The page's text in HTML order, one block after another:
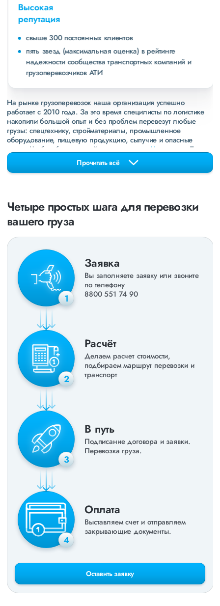
Высокая
репутация
свыше 300 постоянных клиентов
пять звезд (максимальная оценка) в рейтинге
надежности сообщества транспортных компаний и
грузоперевозчиков АТИ
На рынке грузоперевозок наша организация успешно
работает с 2010 года. За это время специлисты по логистике
накопили большой опыт и без проблем перевезут любые
грузы: спецтехнику, стройматериалы, промышленное
оборудование, пищевую продукцию, сыпучие и опасные
грузы. Чтобы убедиться зайдите в раздел
«Наш опыт»
. Там
свежие примеры перевозок, которые обновляются несколько
раз в неделю. Также недавно мы запустили новые
направления вДНРиЛНР. Предоставляем все стандартные
экспедирование. За каждым клиентом закреплен менеджер,
который сообщит о текущем статусе вашего груза. Чтобы
получить коммерческое предложение заполните форму на
РФ).
Прочитать всё
Четыре простых шага для перевозки
вашего груза
1
Заявка
Вы заполняете заявку или звоните
по телефону
8800 551 74 90
2
Расчёт
Делаем расчет стоимости,
подбираем маршрут перевозки и
транспорт
3
В путь
Подписание договора и заявки.
Перевозка груза.
4
Оплата
Выставляем счет и отправляем
закрывающие документы.
Оставить заявку